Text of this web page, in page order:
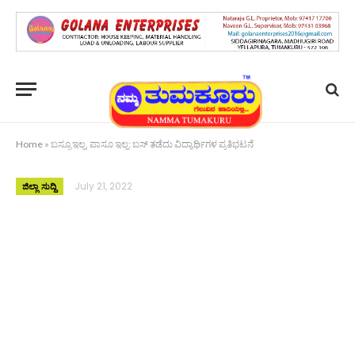
Home » ಬಸ್ಸೂ ಇಲ್ಲ, ಪಾಸೂ ಇಲ್ಲ: ಬಸ್ ತಡೆದು ವಿದ್ಯಾರ್ಥಿಗಳ ಪ್ರತಿಭಟನೆ
ಜಿಲ್ಲಾ ಸುದ್ದಿ July 21, 2022